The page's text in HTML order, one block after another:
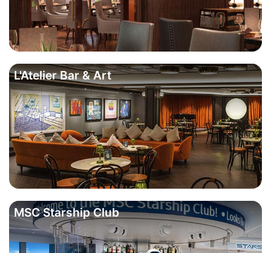
L'Atelier Bar & Art
MSC Starship Club